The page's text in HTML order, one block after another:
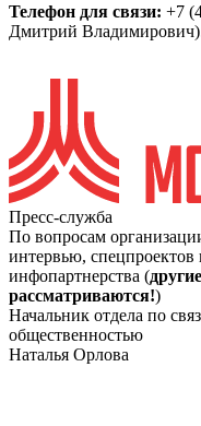
Телефон для связи: +7
Дмитрий
Пресс-служба
По вопросам
интервью, спецпроектов
инфопартнерства (
рассматриваются!)
Начальник отдела по
общественностью
Наталья Орлова